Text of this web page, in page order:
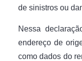
de sinistros ou
Nessa
endereço de
como dados do